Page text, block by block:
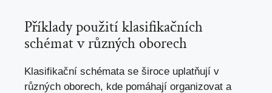
Příklady použití klasifikačních
schémat⁤ v⁢ různých oborech
Klasifikační ​schémata se široce uplatňují v
různých oborech, kde ⁣pomáhají organizovat a